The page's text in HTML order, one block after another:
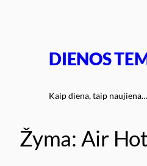
DIENOS
Kaip diena, taip naujiena…
Žyma: Air